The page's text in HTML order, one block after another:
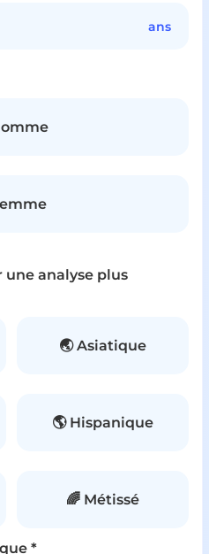
ans
analyse plus
🌏 Asiatique
🌎 Hispanique
🌈 Métissé
*